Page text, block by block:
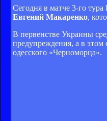
Сегодня в матче 3-го
Евгений Макаренко,
В первенстве Украины
предупреждения, а в этом
одесского «Черноморца».